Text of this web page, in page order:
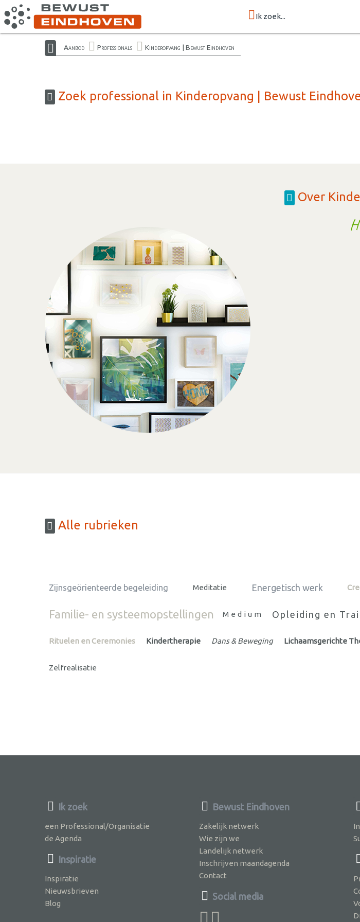
Ik zoek...
Aanbod Professionals Kinderopvang | Bewust Eindhoven
Zoek professional in Kinderopvang | Bewust
Over
Alle rubrieken
Zijnsgeörienteerde begeleiding Meditatie Energetisch werk
Familie- en systeemopstellingen Medium Opleiding en
Rituelen en Ceremonies Kindertherapie Dans & Beweging Lichaamsgerichte
Zelfrealisatie
Ik zoek
een Professional/Organisatie
de Agenda
Inspiratie
Inspiratie
Nieuwsbrieven
Blog
Bewust Eindhoven
Zakelijk netwerk
Wie zijn we
Landelijk netwerk
Inschrijven maandagenda
Contact
Social media